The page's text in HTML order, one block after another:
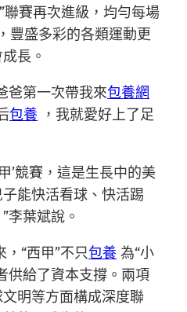
聯賽再次進級，均勻每場
豐盛多彩的各類運動更
長。
爸第一次帶我來包養網
包養 ，我就愛好上了足
’競賽，這是生長中的美
能快活看球、快活踢
李葉斌說。
，“西甲”不只包養 為“小
供給了資本支撐。兩項
明等方面構成深度聯